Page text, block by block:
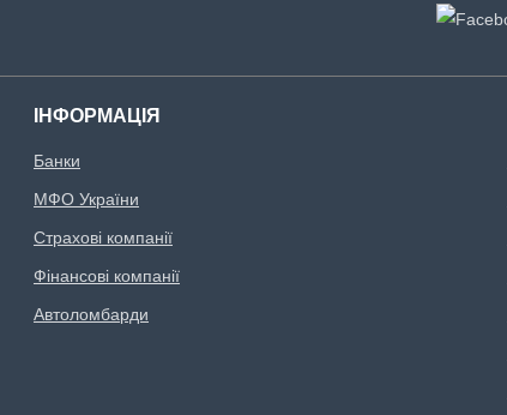
ІНФОРМАЦІЯ
Банки
МФО України
Страхові компанії
Фінансові компанії
Автоломбарди